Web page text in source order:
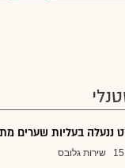
ננעלה בעליות שערים
שירות גלובס